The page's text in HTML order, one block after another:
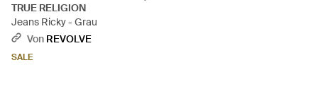
TRUE RELIGION
Jeans Ricky - Grau
Von REVOLVE
SALE